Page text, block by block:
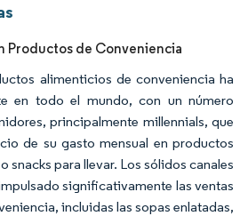
Productos de Conveniencia
alimenticios de conveniencia ha
en todo el mundo, con un número
principalmente millennials, que
de su gasto mensual en productos
snacks para llevar. Los sólidos canales
significativamente las ventas
incluidas las sopas enlatadas,